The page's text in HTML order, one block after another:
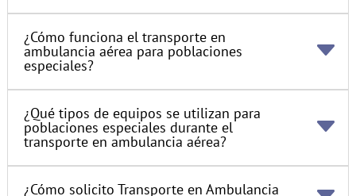
¿Cómo funciona el transporte en
ambulancia aérea para poblaciones
especiales?
¿Qué tipos de equipos se utilizan para
poblaciones especiales durante el
transporte en ambulancia aérea?
¿Cómo solicito Transporte en Ambulancia